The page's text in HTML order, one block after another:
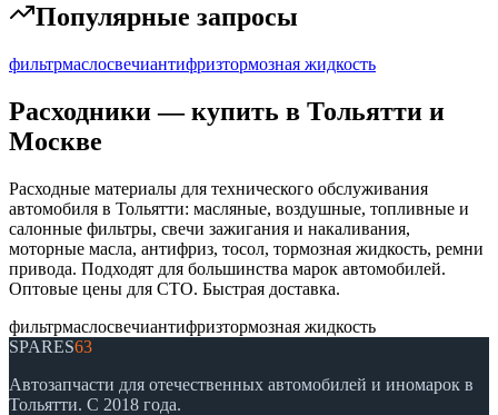
Популярные запросы
фильтрмаслосвечиантифризтормозная жидкость
Расходники— купить в Тольятти и
Москве
Расходные материалы для технического обслуживания
автомобиля в Тольятти: масляные, воздушные, топливные и
салонные фильтры, свечи зажигания и накаливания,
моторные масла, антифриз, тосол, тормозная жидкость, ремни
привода. Подходят для большинства марок автомобилей.
Оптовые цены для СТО. Быстрая доставка.
фильтрмаслосвечиантифризтормозная жидкость
SPARES63
Автозапчасти для отечественных автомобилей и иномарок в
Тольятти. С 2018 года.